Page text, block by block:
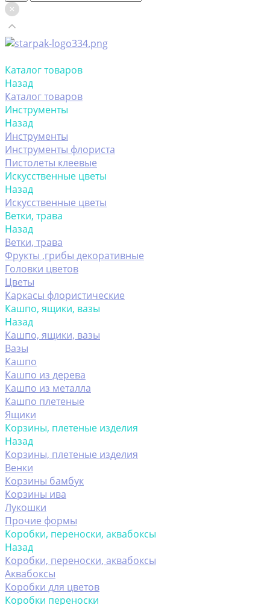
Каталог товаров
Назад
Каталог товаров
Инструменты
Назад
Инструменты
Инструменты флориста
Пистолеты клеевые
Искусственные цветы
Назад
Искусственные цветы
Ветки, трава
Назад
Ветки, трава
Фрукты ,грибы декоративные
Головки цветов
Цветы
Каркасы флористические
Кашпо, ящики, вазы
Назад
Кашпо, ящики, вазы
Вазы
Кашпо
Кашпо из дерева
Кашпо из металла
Кашпо плетеные
Ящики
Корзины, плетеные изделия
Назад
Корзины, плетеные изделия
Венки
Корзины бамбук
Корзины ива
Лукошки
Прочие формы
Коробки, переноски, аквабоксы
Назад
Коробки, переноски, аквабоксы
Аквабоксы
Коробки для цветов
Коробки переноски